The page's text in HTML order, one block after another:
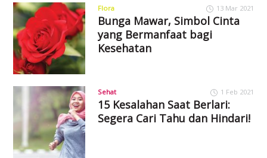
Flora 13 Mar 2021
Bunga Mawar, Simbol Cinta
yang Bermanfaat bagi
Kesehatan
Sehat 1 Feb 2021
15 Kesalahan Saat Berlari:
Segera Cari Tahu dan Hindari!